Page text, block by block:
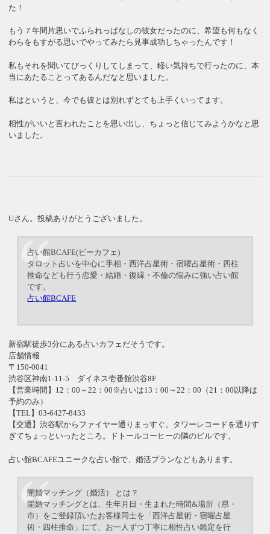
た！
もう７年間片思いでふられっぱなしの彼女だったのに、希望も何もなく
わらをもすがる思いでやってみたら見事成功しちゃったんです！
私もそれを聞いてびっくりしてしまって、軽い気持ちで行ったのに、本
当にあたることってあるんだなと思いました。
私はというと、今でも彼とは別れずとても上手くいってます。
相性がいいと言われたことを思い出し、ちょっと信じてみようかなと思
いました。
Uさん。投稿ありがとうございました。
占い館BCAFE(ビーカフェ)
タロット占いを中心に手相・西洋占星術・宿曜占星術・四柱
推命なども行う恋愛・結婚・復縁・不倫の悩みに強い占い館
です。
占い館BCAFE
新宿駅徒歩3分にある占いカフェだそうです。
店舗情報
〒150-0041
渋谷区神南1-11-5 ダイネス壱番館渋谷8F
【営業時間】12：00～22：00※占いは13：00～22：00（21：00以降は
予約のみ）
【TEL】03-6427-8433
【交通】渋谷駅からファイヤー通りまっすぐ。タワーレコードを通りす
ぎてちょっといったところ。ドトールコーヒーの隣のビルです。
占い館BCAFEユニークな占い館で、婚活プランなどもあります。
開婚マッチング（婚活） とは？
開婚マッチングとは、生年月日・生まれた時間&場所（県・
市）をご登録頂いたお客様同士を「西洋占星術・宿曜占星
術・四柱推命」にて、お一人ずつ丁寧に相性占い鑑定を行